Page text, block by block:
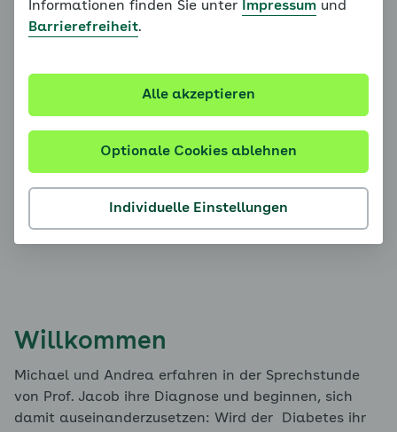
Einführungsfilm
Willkommen
Michael und Andrea erfahren in der Sprechstunde
von Prof. Jacob ihre Diagnose und beginnen, sich
damit auseinanderzusetzen: Wird der Diabetes ihr
Informationen finden Sie unter
Impressum und
Barrierefreiheit.
Individuelle Einstellungen
Optionale Cookies ablehnen
Alle akzeptieren